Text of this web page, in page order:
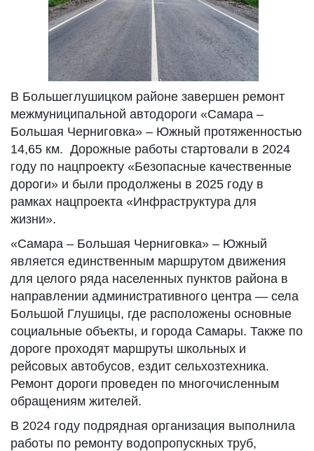
В Большеглушицком районе завершен ремонт
межмуниципальной автодороги «Самара –
Большая Черниговка» – Южный протяженностью
14,65 км. Дорожные работы стартовали в 2024
году по нацпроекту «Безопасные качественные
дороги» и были продолжены в 2025 году в
рамках нацпроекта «Инфраструктура для
жизни».
«Самара – Большая Черниговка» – Южный
является единственным маршрутом движения
для целого ряда населенных пунктов района в
направлении административного центра — села
Большой Глушицы, где расположены основные
социальные объекты, и города Самары. Также по
дороге проходят маршруты школьных и
рейсовых автобусов, ездит сельхозтехника.
Ремонт дороги проведен по многочисленным
обращениям жителей.
В 2024 году подрядная организация выполнила
работы по ремонту водопропускных труб,